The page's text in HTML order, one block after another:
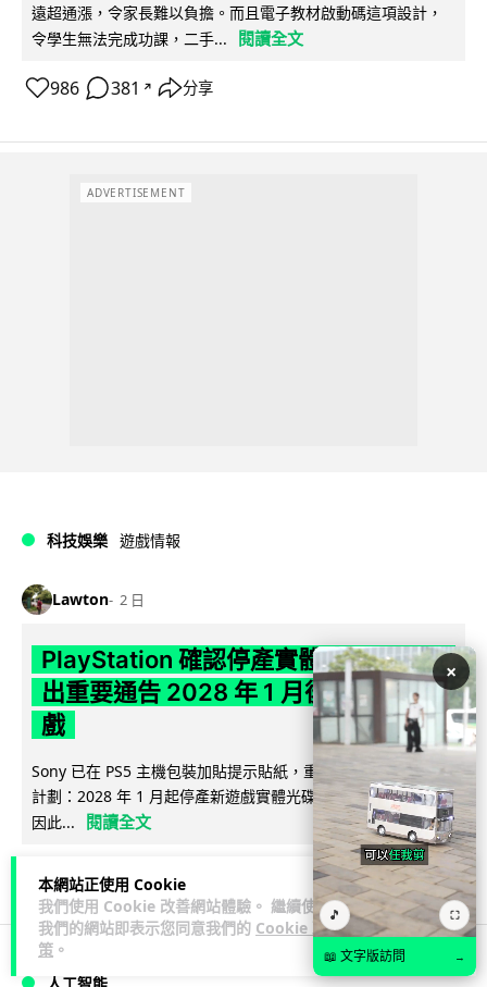
本網站正使用 Cookie
我們使用 Cookie 改善網站體驗。 繼續使用
我們的網站即表示您同意我們的 Cookie 政
策 。
遠超通漲，令家長難以負擔。而且電子教材啟動碼這項設計，
令學生無法完成功課，二手...
閱讀全文
986 381 ↗ 分享
ADVERTISEMENT
科技娛樂 遊戲情報
Lawton 2 日
PlayStation 確認停產實體光碟 包裝印
出重要通告 2028 年 1 月後不出光碟遊
戲
Sony 已在 PS5 主機包裝加貼提示貼紙，重申官方 7 月已公布
計劃：2028 年 1 月起停產新遊戲實體光碟。分析師預期 PS6
因此...
閱讀全文
176
人工智能
×
🎵 ⛶
📖 文字版訪問 →